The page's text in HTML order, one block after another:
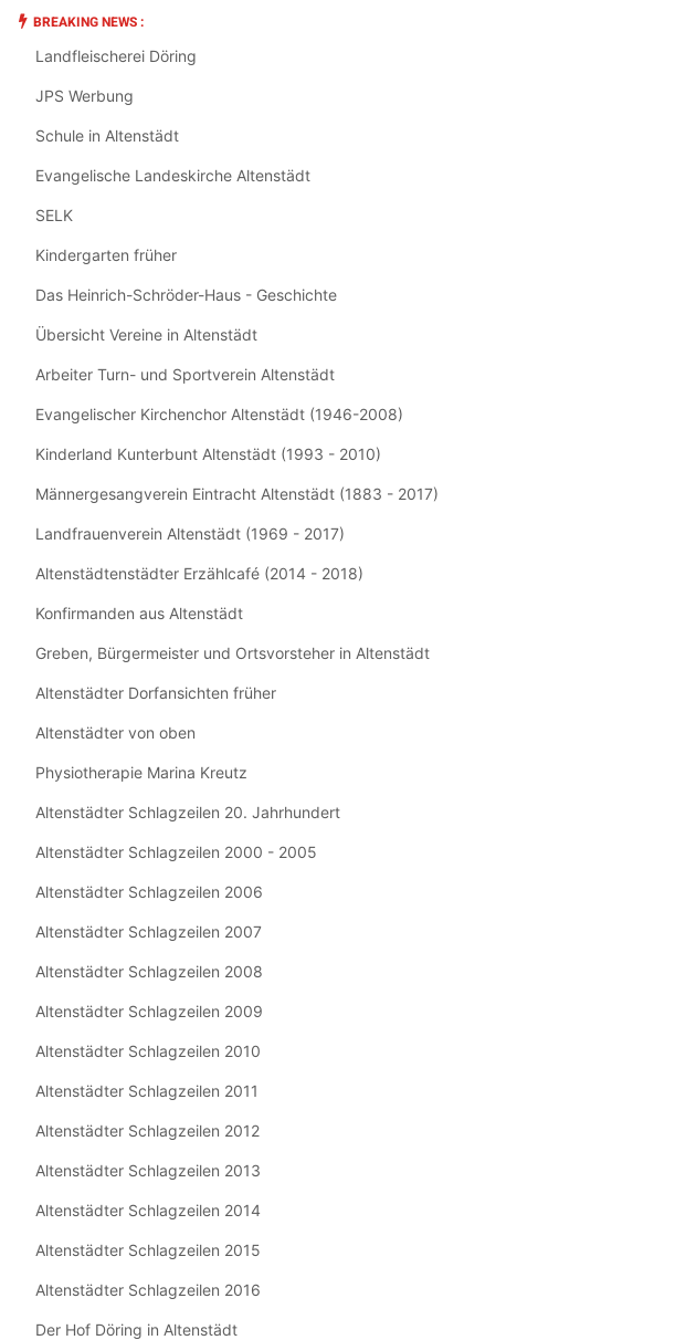
BREAKING NEWS :
Landfleischerei Döring
JPS Werbung
Schule in Altenstädt
Evangelische Landeskirche Altenstädt
SELK
Kindergarten früher
Das Heinrich-Schröder-Haus - Geschichte
Übersicht Vereine in Altenstädt
Arbeiter Turn- und Sportverein Altenstädt
Evangelischer Kirchenchor Altenstädt (1946-2008)
Kinderland Kunterbunt Altenstädt (1993 - 2010)
Männergesangverein Eintracht Altenstädt (1883 - 2017)
Landfrauenverein Altenstädt (1969 - 2017)
Altenstädtenstädter Erzählcafé (2014 - 2018)
Konfirmanden aus Altenstädt
Greben, Bürgermeister und Ortsvorsteher in Altenstädt
Altenstädter Dorfansichten früher
Altenstädter von oben
Physiotherapie Marina Kreutz
Altenstädter Schlagzeilen 20. Jahrhundert
Altenstädter Schlagzeilen 2000 - 2005
Altenstädter Schlagzeilen 2006
Altenstädter Schlagzeilen 2007
Altenstädter Schlagzeilen 2008
Altenstädter Schlagzeilen 2009
Altenstädter Schlagzeilen 2010
Altenstädter Schlagzeilen 2011
Altenstädter Schlagzeilen 2012
Altenstädter Schlagzeilen 2013
Altenstädter Schlagzeilen 2014
Altenstädter Schlagzeilen 2015
Altenstädter Schlagzeilen 2016
Der Hof Döring in Altenstädt